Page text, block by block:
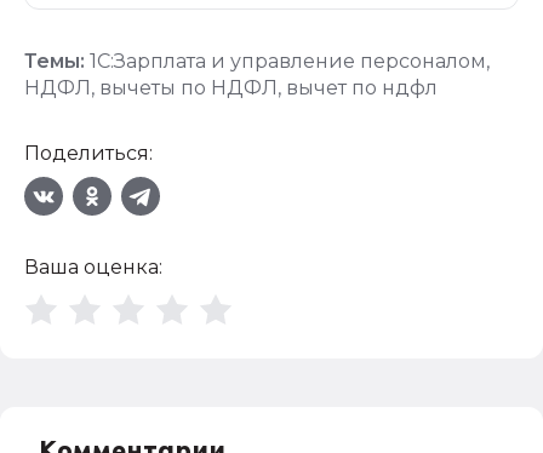
Темы: 1С:Зарплата и управление персоналом,
НДФЛ, вычеты по НДФЛ, вычет по ндфл
Поделиться:
Ваша оценка: